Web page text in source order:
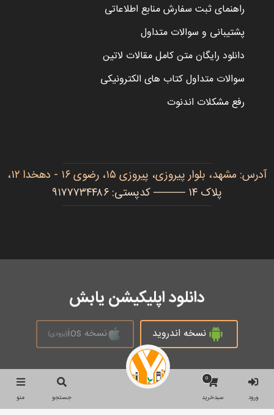
راهنمای ثبت سفارش منابع اطلاعاتی
پشتیبانی و سوالات متداول
دانلود رایگان متن کامل مقالات لاتین
سوالات متداول کتاب های الکترونیکی
رفع مشکلات اندنوت
ورود
0
سبدخرید جستجو منو
آدرس: مشهد، بلوار پیروزی، پیروزی ۱۵، رضوی ۱۶ - دهخدا ۱۲،
پلاک ۱۴ ──── کدپستی: ۹۱۷۷۷۳۴۴۸۶
دانلود اپلیکیشن یابش
نسخه اندروید نسخه ios (بزودی)
تمام حقوق محفوظ است © 2026